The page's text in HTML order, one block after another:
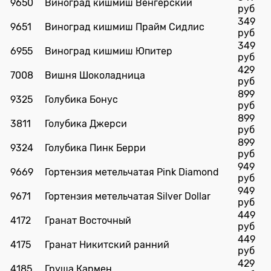
9650 Виноград кишмиш Венгерский
руб
9651
Виноград кишмиш Прайм Сидлис
349
руб
6955
Виноград кишмиш Юпитер
349
руб
7008
Вишня Шоколадница
429
руб
9325
Голубика Бонус
899
руб
3811
Голубика Джерси
899
руб
9324
Голубика Пинк Берри
899
руб
9669
Гортензия метельчатая Pink Diamond
949
руб
9671
Гортензия метельчатая Silver Dollar
949
руб
4172
Гранат Восточный
449
руб
4175
Гранат Никитский ранний
449
руб
429